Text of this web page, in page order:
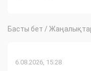
Басты бет /
6.08.2026, 15:28